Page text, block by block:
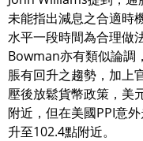
未能指出減息之合適時
水平一段時間為合理做
Bowman亦有類似論調
脹有回升之趨勢，加上
壓後放鬆貨幣政策，美
附近，但在美國PPI意
升至102.4點附近。